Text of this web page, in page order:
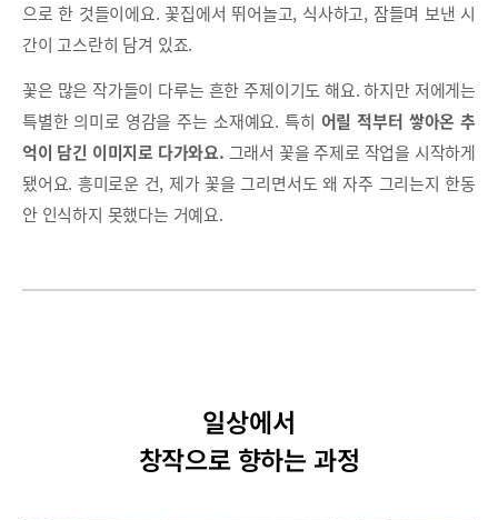
으로 한 것들이에요. 꽃집에서 뛰어놀고, 식사하고, 잠들며 보낸 시
간이 고스란히 담겨 있죠.
꽃은 많은 작가들이 다루는 흔한 주제이기도 해요. 하지만 저에게는
특별한 의미로 영감을 주는 소재예요. 특히 어릴 적부터 쌓아온 추
억이 담긴 이미지로 다가와요. 그래서 꽃을 주제로 작업을 시작하게
됐어요. 흥미로운 건, 제가 꽃을 그리면서도 왜 자주 그리는지 한동
안 인식하지 못했다는 거예요.
일상에서
창작으로 향하는 과정